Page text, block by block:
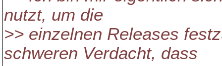
nutzt, um die
>> einzelnen Releases
schweren Verdacht, dass